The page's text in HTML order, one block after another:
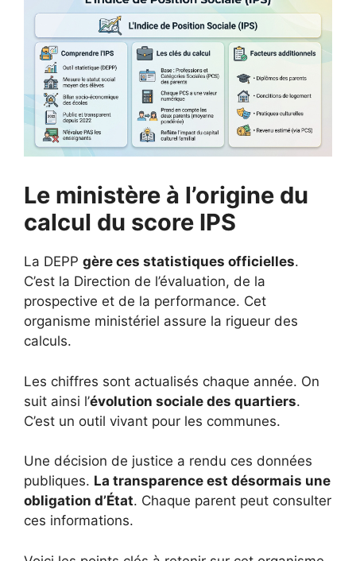
Le ministère à l’origine du
calcul du score IPS
La DEPP gère ces statistiques officielles.
C’est la Direction de l’évaluation, de la
prospective et de la performance. Cet
organisme ministériel assure la rigueur des
calculs.
Les chiffres sont actualisés chaque année. On
suit ainsi l’évolution sociale des quartiers.
C’est un outil vivant pour les communes.
Une décision de justice a rendu ces données
publiques. La transparence est désormais une
obligation d’État. Chaque parent peut consulter
ces informations.